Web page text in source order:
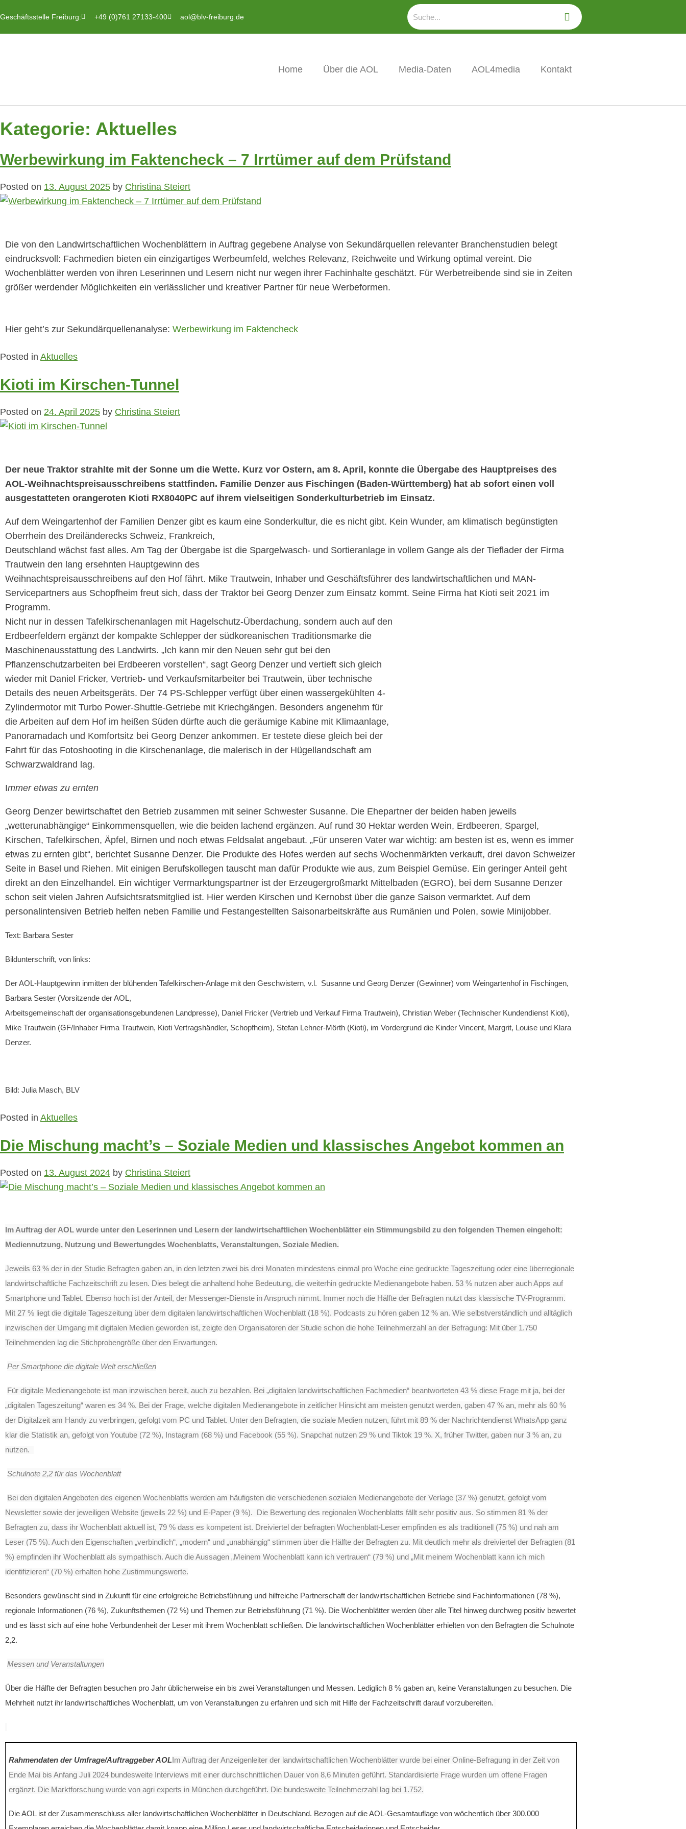
Geschäftsstelle Freiburg: +49 (0)761 27133-400 aol@blv-freiburg.de
Home Über die AOL Media-Daten AOL4media Kontakt
Kategorie: Aktuelles
Werbewirkung im Faktencheck – 7 Irrtümer auf dem Prüfstand
Posted on 13. August 2025 by Christina Steiert
Die von den Landwirtschaftlichen Wochenblättern in Auftrag gegebene Analyse von Sekundärquellen relevanter Branchenstudien belegt
eindrucksvoll: Fachmedien bieten ein einzigartiges Werbeumfeld, welches Relevanz, Reichweite und Wirkung optimal vereint. Die
Wochenblätter werden von ihren Leserinnen und Lesern nicht nur wegen ihrer Fachinhalte geschätzt. Für Werbetreibende sind sie in Zeiten
größer werdender Möglichkeiten ein verlässlicher und kreativer Partner für neue Werbeformen.
Hier geht’s zur Sekundärquellenanalyse: Werbewirkung im Faktencheck
Posted in Aktuelles
Kioti im Kirschen-Tunnel
Posted on 24. April 2025 by Christina Steiert
Der neue Traktor strahlte mit der Sonne um die Wette. Kurz vor Ostern, am 8. April, konnte die Übergabe des Hauptpreises des
AOL-Weihnachtspreisausschreibens stattfinden. Familie Denzer aus Fischingen (Baden-Württemberg) hat ab sofort einen voll
ausgestatteten orangeroten Kioti RX8040PC auf ihrem vielseitigen Sonderkulturbetrieb im Einsatz.
Auf dem Weingartenhof der Familien Denzer gibt es kaum eine Sonderkultur, die es nicht gibt. Kein Wunder, am klimatisch begünstigten
Oberrhein des Dreiländerecks Schweiz, Frankreich,
Deutschland wächst fast alles. Am Tag der Übergabe ist die Spargelwasch- und Sortieranlage in vollem Gange als der Tieflader der Firma
Trautwein den lang ersehnten Hauptgewinn des
Weihnachtspreisausschreibens auf den Hof fährt. Mike Trautwein, Inhaber und Geschäftsführer des landwirtschaftlichen und MAN-
Servicepartners aus Schopfheim freut sich, dass der Traktor bei Georg Denzer zum Einsatz kommt. Seine Firma hat Kioti seit 2021 im
Programm.
Nicht nur in dessen Tafelkirschenanlagen mit Hagelschutz-Überdachung, sondern auch auf den
Erdbeerfeldern ergänzt der kompakte Schlepper der südkoreanischen Traditionsmarke die
Maschinenausstattung des Landwirts. „Ich kann mir den Neuen sehr gut bei den
Pflanzenschutzarbeiten bei Erdbeeren vorstellen“, sagt Georg Denzer und vertieft sich gleich
wieder mit Daniel Fricker, Vertrieb- und Verkaufsmitarbeiter bei Trautwein, über technische
Details des neuen Arbeitsgeräts. Der 74 PS-Schlepper verfügt über einen wassergekühlten 4-
Zylindermotor mit Turbo Power-Shuttle-Getriebe mit Kriechgängen. Besonders angenehm für
die Arbeiten auf dem Hof im heißen Süden dürfte auch die geräumige Kabine mit Klimaanlage,
Panoramadach und Komfortsitz bei Georg Denzer ankommen. Er testete diese gleich bei der
Fahrt für das Fotoshooting in die Kirschenanlage, die malerisch in der Hügellandschaft am
Schwarzwaldrand lag.
Immer etwas zu ernten
Georg Denzer bewirtschaftet den Betrieb zusammen mit seiner Schwester Susanne. Die Ehepartner der beiden haben jeweils
„wetterunabhängige“ Einkommensquellen, wie die beiden lachend ergänzen. Auf rund 30 Hektar werden Wein, Erdbeeren, Spargel,
Kirschen, Tafelkirschen, Äpfel, Birnen und noch etwas Feldsalat angebaut. „Für unseren Vater war wichtig: am besten ist es, wenn es immer
etwas zu ernten gibt“, berichtet Susanne Denzer. Die Produkte des Hofes werden auf sechs Wochenmärkten verkauft, drei davon Schweizer
Seite in Basel und Riehen. Mit einigen Berufskollegen tauscht man dafür Produkte wie aus, zum Beispiel Gemüse. Ein geringer Anteil geht
direkt an den Einzelhandel. Ein wichtiger Vermarktungspartner ist der Erzeugergroßmarkt Mittelbaden (EGRO), bei dem Susanne Denzer
schon seit vielen Jahren Aufsichtsratsmitglied ist. Hier werden Kirschen und Kernobst über die ganze Saison vermarktet. Auf dem
personalintensiven Betrieb helfen neben Familie und Festangestellten Saisonarbeitskräfte aus Rumänien und Polen, sowie Minijobber.
Text: Barbara Sester
Bildunterschrift, von links:
Der AOL-Hauptgewinn inmitten der blühenden Tafelkirschen-Anlage mit den Geschwistern, v.l. Susanne und Georg Denzer (Gewinner) vom Weingartenhof in Fischingen,
Barbara Sester (Vorsitzende der AOL,
Arbeitsgemeinschaft der organisationsgebundenen Landpresse), Daniel Fricker (Vertrieb und Verkauf Firma Trautwein), Christian Weber (Technischer Kundendienst Kioti),
Mike Trautwein (GF/Inhaber Firma Trautwein, Kioti Vertragshändler, Schopfheim), Stefan Lehner-Mörth (Kioti), im Vordergrund die Kinder Vincent, Margrit, Louise und Klara
Denzer.
Bild: Julia Masch, BLV
Posted in Aktuelles
Die Mischung macht’s – Soziale Medien und klassisches Angebot kommen an
Posted on 13. August 2024 by Christina Steiert
Im Auftrag der AOL wurde unter den Leserinnen und Lesern der landwirtschaftlichen Wochenblätter ein Stimmungsbild zu den folgenden Themen eingeholt:
Mediennutzung, Nutzung und Bewertungdes Wochenblatts, Veranstaltungen, Soziale Medien.
Jeweils 63 % der in der Studie Befragten gaben an, in den letzten zwei bis drei Monaten mindestens einmal pro Woche eine gedruckte Tageszeitung oder eine überregionale
landwirtschaftliche Fachzeitschrift zu lesen. Dies belegt die anhaltend hohe Bedeutung, die weiterhin gedruckte Medienangebote haben. 53 % nutzen aber auch Apps auf
Smartphone und Tablet. Ebenso hoch ist der Anteil, der Messenger-Dienste in Anspruch nimmt. Immer noch die Hälfte der Befragten nutzt das klassische TV-Programm.
Mit 27 % liegt die digitale Tageszeitung über dem digitalen landwirtschaftlichen Wochenblatt (18 %). Podcasts zu hören gaben 12 % an. Wie selbstverständlich und alltäglich
inzwischen der Umgang mit digitalen Medien geworden ist, zeigte den Organisatoren der Studie schon die hohe Teilnehmerzahl an der Befragung: Mit über 1.750
Teilnehmenden lag die Stichprobengröße über den Erwartungen.
Per Smartphone die digitale Welt erschließen
Für digitale Medienangebote ist man inzwischen bereit, auch zu bezahlen. Bei „digitalen landwirtschaftlichen Fachmedien“ beantworteten 43 % diese Frage mit ja, bei der
„digitalen Tageszeitung“ waren es 34 %. Bei der Frage, welche digitalen Medienangebote in zeitlicher Hinsicht am meisten genutzt werden, gaben 47 % an, mehr als 60 %
der Digitalzeit am Handy zu verbringen, gefolgt vom PC und Tablet. Unter den Befragten, die soziale Medien nutzen, führt mit 89 % der Nachrichtendienst WhatsApp ganz
klar die Statistik an, gefolgt von Youtube (72 %), Instagram (68 %) und Facebook (55 %). Snapchat nutzen 29 % und Tiktok 19 %. X, früher Twitter, gaben nur 3 % an, zu
nutzen.
Schulnote 2,2 für das Wochenblatt
Bei den digitalen Angeboten des eigenen Wochenblatts werden am häufigsten die verschiedenen sozialen Medienangebote der Verlage (37 %) genutzt, gefolgt vom
Newsletter sowie der jeweiligen Website (jeweils 22 %) und E-Paper (9 %).
Die Bewertung des regionalen Wochenblatts fällt sehr positiv aus. So stimmen 81 % der
Befragten zu, dass ihr Wochenblatt aktuell ist, 79 % dass es kompetent ist. Dreiviertel der befragten Wochenblatt-Leser empfinden es als traditionell (75 %) und nah am
Leser (75 %). Auch den Eigenschaften „verbindlich“, „modern“ und „unabhängig“ stimmen über die Hälfte der Befragten zu. Mit deutlich mehr als dreiviertel der Befragten (81
%) empfinden ihr Wochenblatt als sympathisch. Auch die Aussagen „Meinem Wochenblatt kann ich vertrauen“ (79 %) und „Mit meinem Wochenblatt kann ich mich
identifizieren“ (70 %) erhalten hohe Zustimmungswerte.
Besonders gewünscht sind in Zukunft für eine erfolgreiche Betriebsführung und hilfreiche Partnerschaft der landwirtschaftlichen Betriebe sind Fachinformationen (78 %),
regionale Informationen (76 %), Zukunftsthemen (72 %) und Themen zur Betriebsführung (71 %). Die Wochenblätter werden über alle Titel hinweg durchweg positiv bewertet
und es lässt sich auf eine hohe Verbundenheit der Leser mit ihrem Wochenblatt schließen. Die landwirtschaftlichen Wochenblätter erhielten von den Befragten die Schulnote
2,2.
Messen und Veranstaltungen
Über die Hälfte der Befragten besuchen pro Jahr üblicherweise ein bis zwei Veranstaltungen und Messen. Lediglich 8 % gaben an, keine Veranstaltungen zu besuchen. Die
Mehrheit nutzt ihr landwirtschaftliches Wochenblatt, um von Veranstaltungen zu erfahren und sich mit Hilfe der Fachzeitschrift darauf vorzubereiten.
Rahmendaten der Umfrage/Auftraggeber AOLIm Auftrag der Anzeigenleiter der landwirtschaftlichen Wochenblätter wurde bei einer Online-Befragung in der Zeit von
Ende Mai bis Anfang Juli 2024 bundesweite Interviews mit einer durchschnittlichen Dauer von 8,6 Minuten geführt. Standardisierte Frage wurden um offene Fragen
ergänzt. Die Marktforschung wurde von agri experts in München durchgeführt. Die bundesweite Teilnehmerzahl lag bei 1.752.
Die AOL ist der Zusammenschluss aller landwirtschaftlichen Wochenblätter in Deutschland. Bezogen auf die AOL-Gesamtauflage von wöchentlich über 300.000